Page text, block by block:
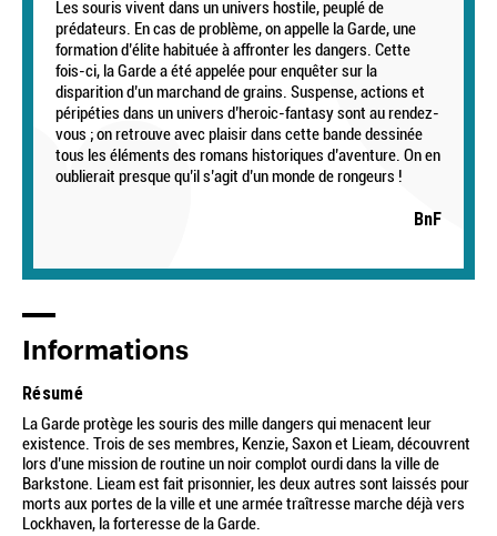
Les souris vivent dans un univers hostile, peuplé de
prédateurs. En cas de problème, on appelle la Garde, une
formation d’élite habituée à affronter les dangers. Cette
fois-ci, la Garde a été appelée pour enquêter sur la
disparition d’un marchand de grains. Suspense, actions et
péripéties dans un univers d’heroic-fantasy sont au rendez-
vous ; on retrouve avec plaisir dans cette bande dessinée
tous les éléments des romans historiques d’aventure. On en
oublierait presque qu’il s’agit d’un monde de rongeurs !
BnF
Informations
Résumé
La Garde protège les souris des mille dangers qui menacent leur
existence. Trois de ses membres, Kenzie, Saxon et Lieam, découvrent
lors d’une mission de routine un noir complot ourdi dans la ville de
Barkstone. Lieam est fait prisonnier, les deux autres sont laissés pour
morts aux portes de la ville et une armée traîtresse marche déjà vers
Lockhaven, la forteresse de la Garde.